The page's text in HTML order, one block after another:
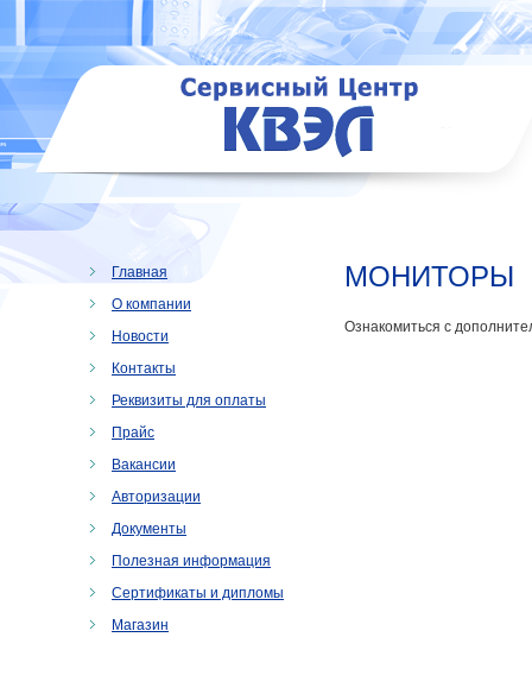
Главная
О компании
Новости
Контакты
Реквизиты для оплаты
Прайс
Вакансии
Авторизации
Документы
Полезная информация
Сертификаты и дипломы
Магазин
МОНИТОРЫ
Ознакомиться с